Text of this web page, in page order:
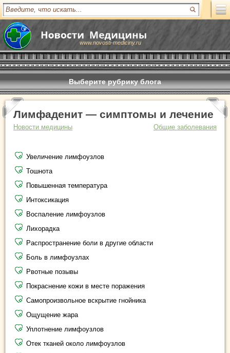
www.novosti-mediciny.ru
Выберите рубрику блога
Лимфаденит — симптомы и лечение
Новости медицины Общие заболевания
Увеличение лимфоузлов
Тошнота
Повышенная температура
Интоксикация
Воспаление лимфоузлов
Лихорадка
Распространение боли в другие области
Боль в лимфоузлах
Рвотные позывы
Покраснение кожи в месте поражения
Самопроизвольное вскрытие гнойника
Ощущение жара
Уплотнение лимфоузлов
Отек тканей около лимфоузлов